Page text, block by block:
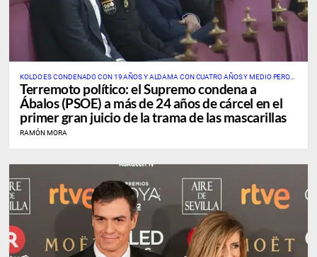
KOLDO ES CONDENADO CON 19 AÑOS Y ALDAMA CON CUATRO AÑOS Y MEDIO PERO
NO IRÁ A PRISIÓN POR HABER COLABORADO CON LA JUSTICIA
Terremoto político: el Supremo condena a
Ábalos (PSOE) a más de 24 años de cárcel en el
primer gran juicio de la trama de las mascarillas
RAMÓN MORA